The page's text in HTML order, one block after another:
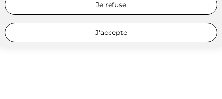
Je refuse
J'accepte